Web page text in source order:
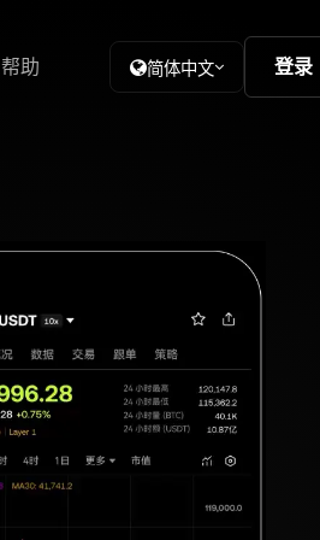
帮助 简体中文 登录